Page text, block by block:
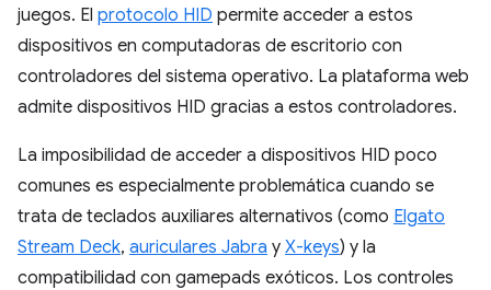
juegos. El protocolo HID permite acceder a estos
dispositivos en computadoras de escritorio con
controladores del sistema operativo. La plataforma web
admite dispositivos HID gracias a estos controladores.
La imposibilidad de acceder a dispositivos HID poco
comunes es especialmente problemática cuando se
trata de teclados auxiliares alternativos (como Elgato
Stream Deck, auriculares Jabra y X-keys) y la
compatibilidad con gamepads exóticos. Los controles